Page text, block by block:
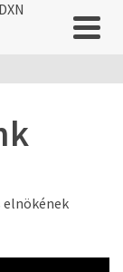
DXN
elnökének